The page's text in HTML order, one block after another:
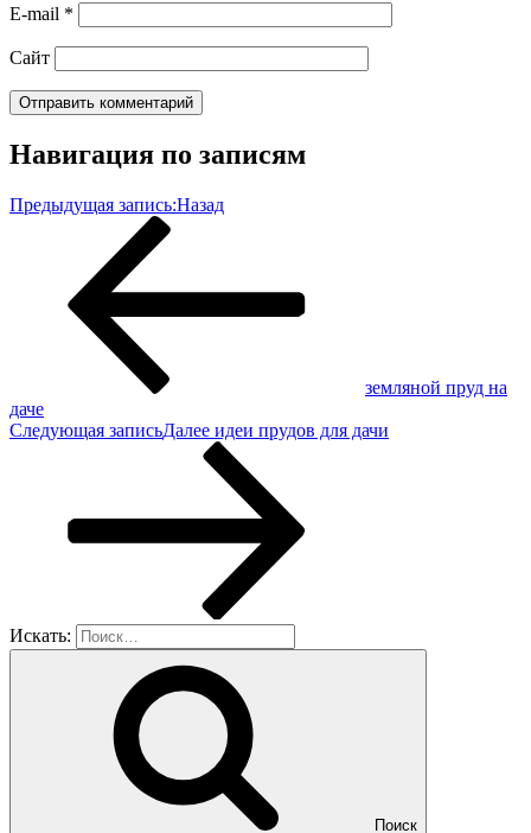
E-mail *
Сайт
Навигация по записям
Предыдущая запись:Назад
земляной пруд на
даче
Следующая записьДалее идеи прудов для дачи
Искать:
Поиск